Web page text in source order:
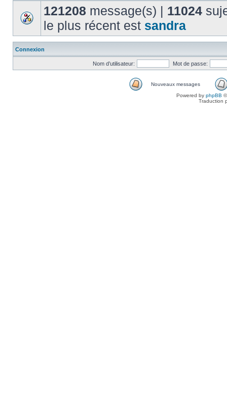
121208 message(s) | 11024
le plus récent est sandra
Connexion
Nom d’utilisateur: Mot de passe:
Nouveaux messages
Powered by phpBB
Traduction